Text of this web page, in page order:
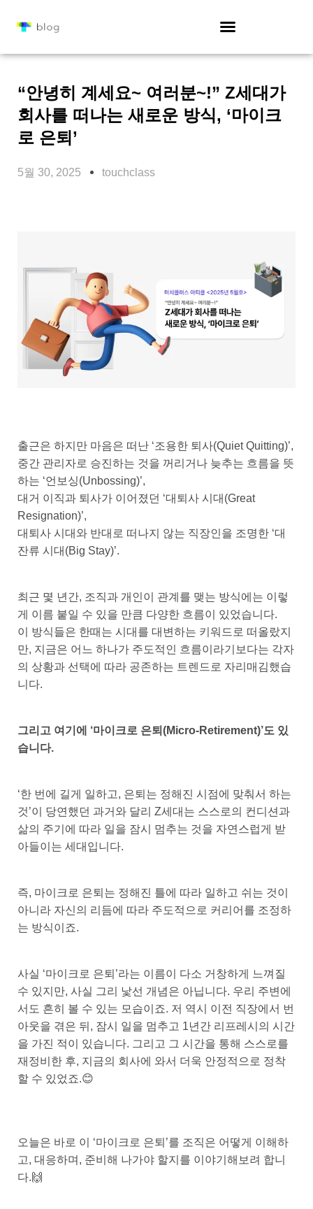
“안녕히 계세요~ 여러분~!” Z세대가
회사를 떠나는 새로운 방식, ‘마이크
로 은퇴’
5월 30, 2025 touchclass
출근은 하지만 마음은 떠난 ‘조용한 퇴사(Quiet Quitting)’,
중간 관리자로 승진하는 것을 꺼리거나 늦추는 흐름을 뜻
하는 ‘언보싱(Unbossing)’,
대거 이직과 퇴사가 이어졌던 ‘대퇴사 시대(Great
Resignation)’,
대퇴사 시대와 반대로 떠나지 않는 직장인을 조명한 ‘대
잔류 시대(Big Stay)’.
최근 몇 년간, 조직과 개인이 관계를 맺는 방식에는 이렇
게 이름 붙일 수 있을 만큼 다양한 흐름이 있었습니다.
이 방식들은 한때는 시대를 대변하는 키워드로 떠올랐지
만, 지금은 어느 하나가 주도적인 흐름이라기보다는 각자
의 상황과 선택에 따라 공존하는 트렌드로 자리매김했습
니다.
그리고 여기에 ‘마이크로 은퇴(Micro-Retirement)’도 있
습니다.
‘한 번에 길게 일하고, 은퇴는 정해진 시점에 맞춰서 하는
것’이 당연했던 과거와 달리 Z세대는 스스로의 컨디션과
삶의 주기에 따라 일을 잠시 멈추는 것을 자연스럽게 받
아들이는 세대입니다.
즉, 마이크로 은퇴는 정해진 틀에 따라 일하고 쉬는 것이
아니라 자신의 리듬에 따라 주도적으로 커리어를 조정하
는 방식이죠.
사실 ‘마이크로 은퇴’라는 이름이 다소 거창하게 느껴질
수 있지만, 사실 그리 낯선 개념은 아닙니다. 우리 주변에
서도 흔히 볼 수 있는 모습이죠. 저 역시 이전 직장에서 번
아웃을 겪은 뒤, 잠시 일을 멈추고 1년간 리프레시의 시간
을 가진 적이 있습니다. 그리고 그 시간을 통해 스스로를
재정비한 후, 지금의 회사에 와서 더욱 안정적으로 정착
할 수 있었죠.😊
오늘은 바로 이 ‘마이크로 은퇴’를 조직은 어떻게 이해하
고, 대응하며, 준비해 나가야 할지를 이야기해보려 합니
다.🙌